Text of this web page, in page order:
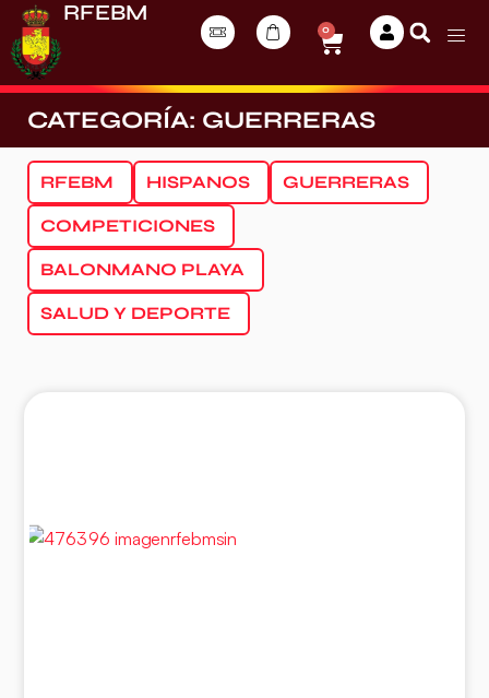
RFEBM
0
CATEGORÍA: GUERRERAS
RFEBM HISPANOS GUERRERAS
COMPETICIONES
BALONMANO PLAYA
SALUD Y DEPORTE